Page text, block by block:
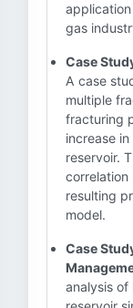
gas
Case
A case
multiple
fracturing
increase
reservoir.
correlation
resulting
model.
Case
analysis